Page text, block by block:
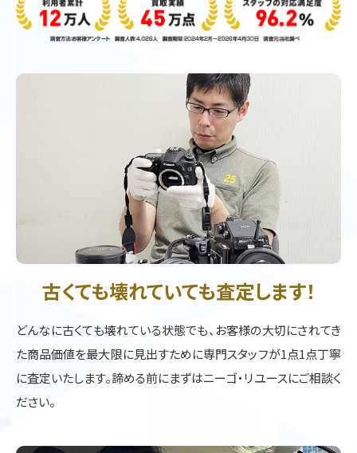
古くても壊れていても査定します！
どんなに古くても壊れている状態でも、お客様の大切にされてき
た商品価値を最大限に見出すために専門スタッフが1点1点丁寧
に査定いたします。諦める前にまずはニーゴ・リユースにご相談く
ださい。